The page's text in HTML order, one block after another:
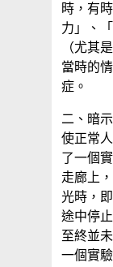
時，有
力」、
（尤其
當時的
症。
二、暗
使正常
了一個
走廊上
光時，
途中停
至終並
一個實